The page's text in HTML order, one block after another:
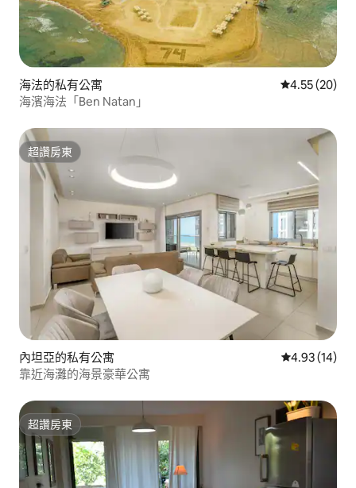
海法的私有公寓 從 20 則評價
4.55 (20)
海濱海法「Ben Natan」
超讚房東
超讚房東
內坦亞的私有公寓 從 14 則評價
4.93 (14)
靠近海灘的海景豪華公寓
超讚房東
超讚房東